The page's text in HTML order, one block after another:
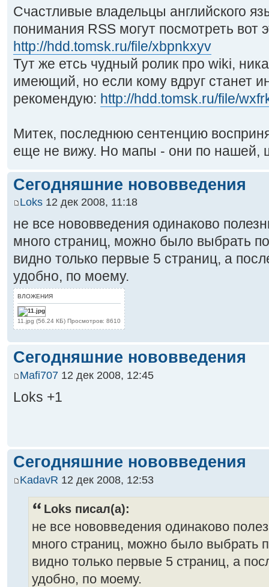
Счастливые владельцы английского
понимания RSS могут посмотреть вот
http://hdd.tomsk.ru/file/xbpnkxyv
Тут же етсь чудный ролик про wiki,
имеющий, но если кому вдруг станет
рекомендую: http://hdd.tomsk.ru/file/
Митек, последнюю сентенцию
еще не вижу. Но мапы - они по нашей,
Сегодняшние нововведения
Loks 12 дек 2008, 11:18
не все нововведения одинаково
много страниц, можно было выбрать
видно только первые 5 страниц, а
удобно, по моему.
ВЛОЖЕНИЯ
11.jpg (56.24 КБ) Просмотров: 8610
Сегодняшние нововведения
Mafi707 12 дек 2008, 12:45
Loks +1
Сегодняшние нововведения
KadavR 12 дек 2008, 12:53
Loks писал(а):
не все нововведения одинаково
много страниц, можно было выбрать
видно только первые 5 страниц, а
удобно, по моему.